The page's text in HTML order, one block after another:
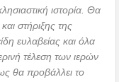
ιστορία. Θα
στήριξης της
ευλαβείας και όλα
τέλεση των ιερών
θα προβάλλει το